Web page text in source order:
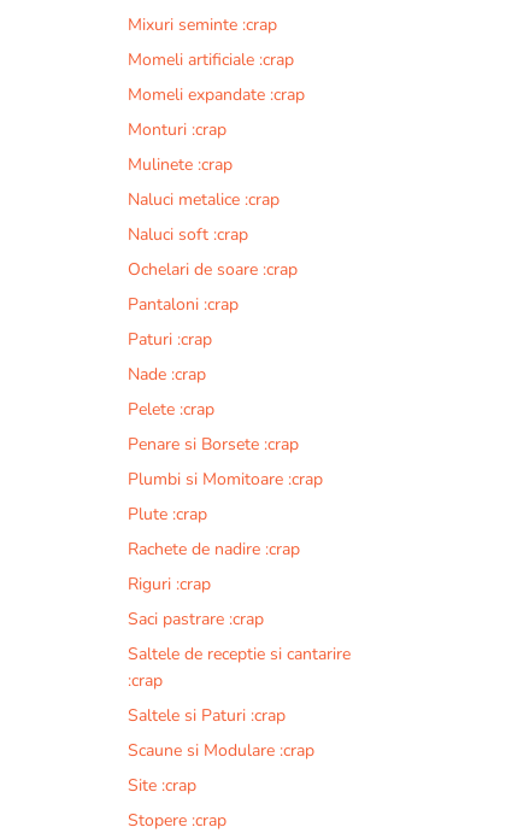
Mixuri seminte :crap
Momeli artificiale :crap
Momeli expandate :crap
Monturi :crap
Mulinete :crap
Naluci metalice :crap
Naluci soft :crap
Ochelari de soare :crap
Pantaloni :crap
Paturi :crap
Nade :crap
Pelete :crap
Penare si Borsete :crap
Plumbi si Momitoare :crap
Plute :crap
Rachete de nadire :crap
Riguri :crap
Saci pastrare :crap
Saltele de receptie si cantarire
:crap
Saltele si Paturi :crap
Scaune si Modulare :crap
Site :crap
Stopere :crap